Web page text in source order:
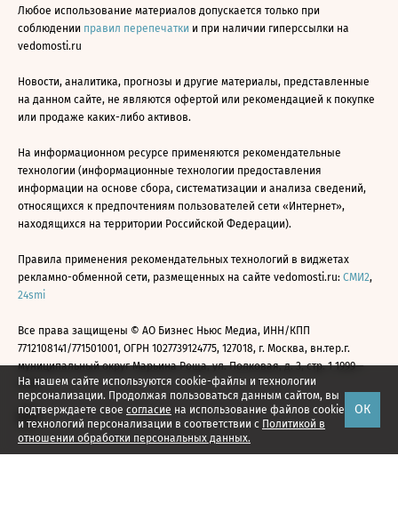
На нашем сайте используются cookie-файлы и технологии
персонализации. Продолжая пользоваться данным сайтом, вы
подтверждаете свое согласие на использование файлов cookie
и технологий персонализации в соответствии с Политикой в
отношении обработки персональных данных.
ОК
Любое использование материалов допускается только при
соблюдении правил перепечатки и при наличии гиперссылки на
vedomosti.ru
Новости, аналитика, прогнозы и другие материалы, представленные
на данном сайте, не являются офертой или рекомендацией к покупке
или продаже каких-либо активов.
На информационном ресурсе применяются рекомендательные
технологии (информационные технологии предоставления
информации на основе сбора, систематизации и анализа сведений,
относящихся к предпочтениям пользователей сети «Интернет»,
находящихся на территории Российской Федерации).
Правила применения рекомендательных технологий в виджетах
рекламно-обменной сети, размещенных на сайте vedomosti.ru: СМИ2,
24smi
Все права защищены © АО Бизнес Ньюс Медиа, ИНН/КПП
7712108141/771501001, ОГРН 1027739124775, 127018, г. Москва, вн.тер.г.
муниципальный округ Марьина Роща, ул. Полковая, д. 3, стр. 1 1999—
2026